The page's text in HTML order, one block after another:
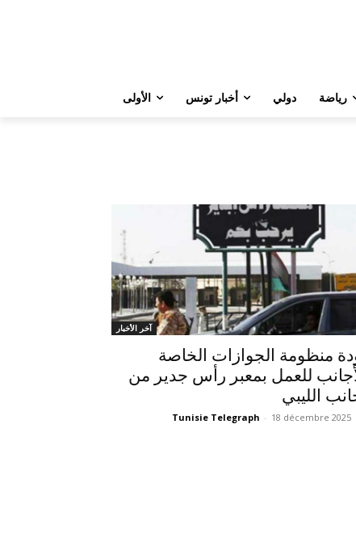
الأولى أخبار تونس دولي رياضة
آخر الأخبار
منظومة الجوازات الخاصة
للعمل بمعبر رأس جدير من
الليبي
Tunisie Telegraph - 18 décembre 2025